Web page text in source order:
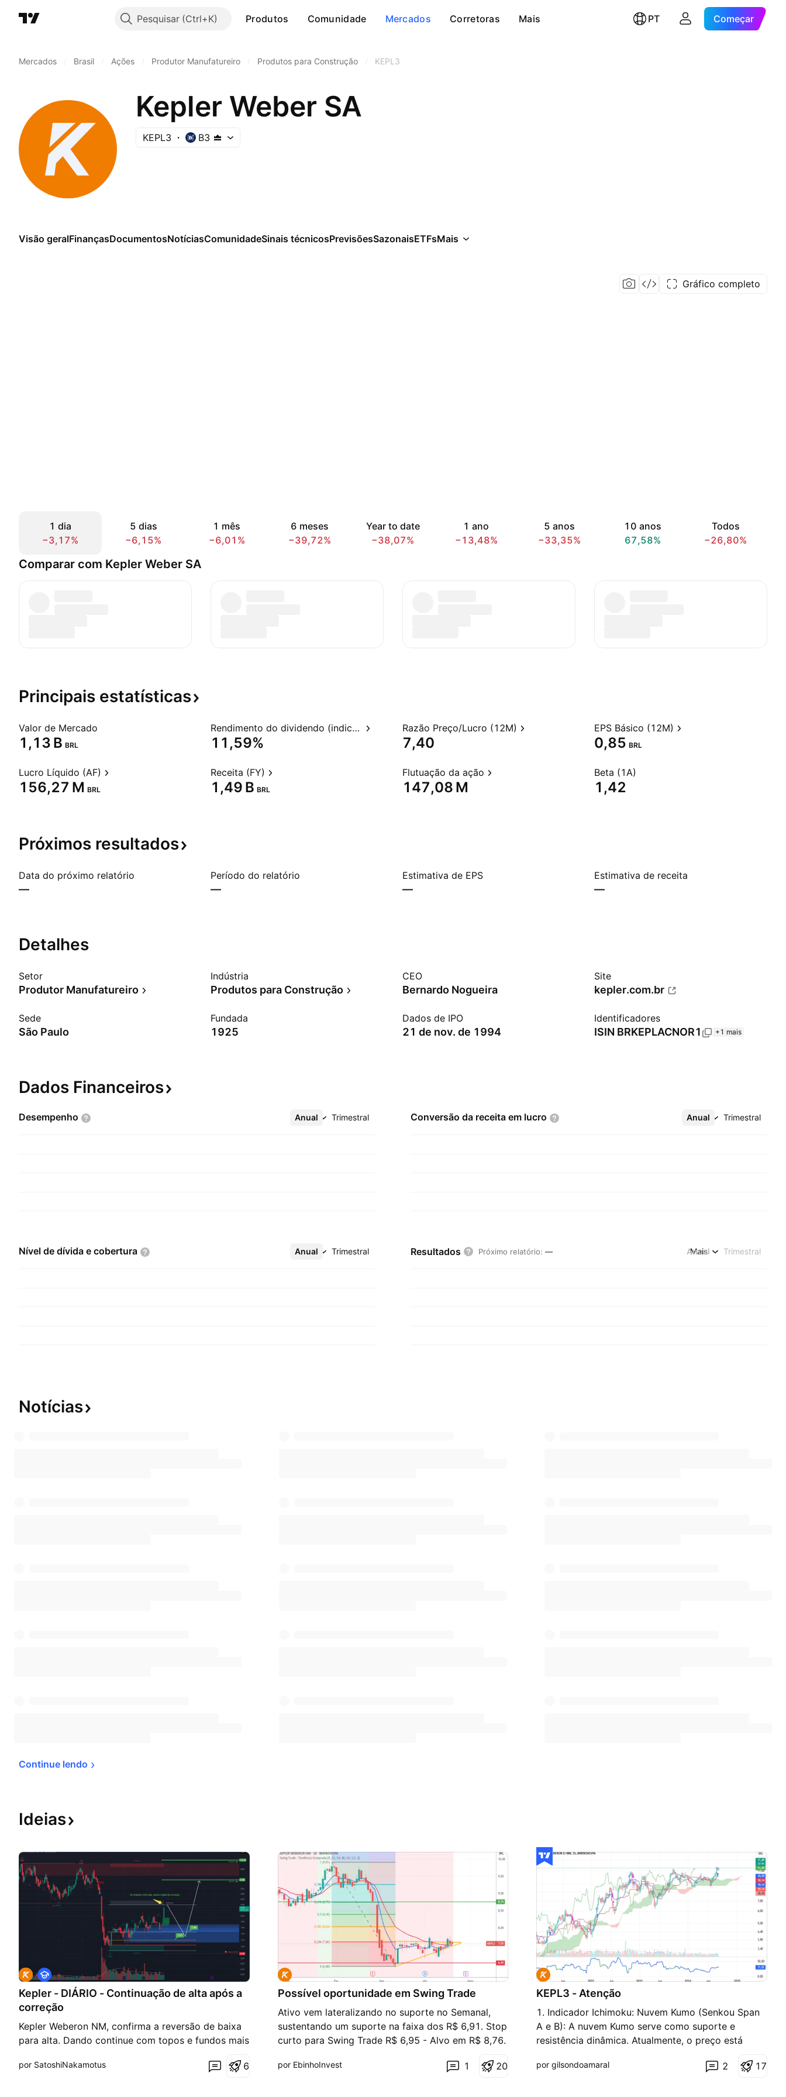
Pesquisar Produtos Comunidade Mercados Corretoras Mais PT Começar
Mercados Brasil Ações Produtor Manufatureiro Produtos para Construção KEPL3
Kepler Weber SA
KEPL3 B3
Visão geralFinançasDocumentosNotíciasComunidadeSinais técnicosPrevisõesSazonaisETFsMais
Gráfico completo
1 dia
−3,17%
5 dias
−6,15%
1 mês
−6,01%
6 meses
−39,72%
Year to date
−38,07%
1 ano
−13,48%
5 anos
−33,35%
10 anos
67,58%
Todos
−26,80%
Comparar com Kepler Weber SA
Principais estatísticas
Valor de Mercado
‪1,13 B‬ BRL
Rendimento do dividendo (indicado)
11,59%
Razão Preço/Lucro (12M)
7,40
EPS Básico (12M)
0,85 BRL
Lucro Líquido (AF)
‪156,27 M‬ BRL
Receita (FY)
‪1,49 B‬ BRL
Flutuação da ação
‪147,08 M‬
Beta (1A)
1,42
Próximos resultados
Data do próximo relatório
—
Período do relatório
—
Estimativa de EPS
—
Estimativa de receita
—
Detalhes
Setor
Produtor Manufatureiro
Indústria
Produtos para Construção
CEO
Bernardo Nogueira
Site
kepler.com.br
Sede
São Paulo
Fundada
1925
Dados de IPO
21 de nov. de 1994
Identificadores
ISIN BRKEPLACNOR1 +1 mais
Dados Financeiros
Desempenho Anual Trimestral
Mais Conversão da receita em lucro Anual Trimestral
Mais
Nível de dívida e cobertura Anual Trimestral
Mais Resultados Próximo relatório: — Anual Trimestral
Mais
Notícias
Continue lendo
Ideias
Kepler - DIÁRIO - Continuação de alta após a
correção
Kepler Weberon NM, confirma a reversão de baixa
para alta. Dando continue com topos e fundos mais
respeite irá corrigir até região 61,8% ~ 88,6% para
E
d
u
a
i
o
a
por SatoshiNakamotus 6
Possível oportunidade em Swing Trade
Ativo vem lateralizando no suporte no Semanal,
sustentando um suporte na faixa dos R$ 6,91. Stop
curto para Swing Trade R$ 6,95 - Alvo em R$ 8,76.
um ganho em R$ 14,85. Análise voltada para meu
por EbinhoInvest 1 20
KEPL3 - Atenção
1. Indicador Ichimoku: Nuvem Kumo (Senkou Span
A e B): A nuvem Kumo serve como suporte e
resistência dinâmica. Atualmente, o preço está
indicando uma possível tendência de alta. Tenkan-
por gilsondoamaral 2 1 7